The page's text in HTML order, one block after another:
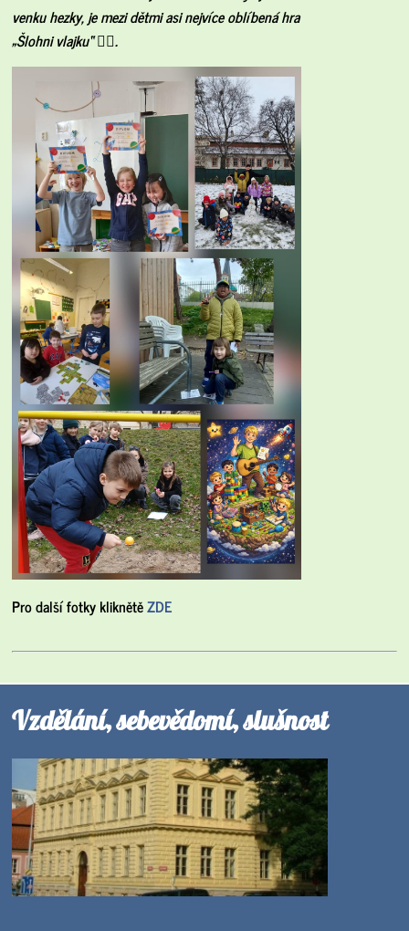
venku hezky, je mezi dětmi asi nejvíce oblíbená hra
„Šlohni vlajku“ 🏴‍☠️.
Pro další fotky kliknětěZDE
Vzdělání, sebevědomí, slušnost